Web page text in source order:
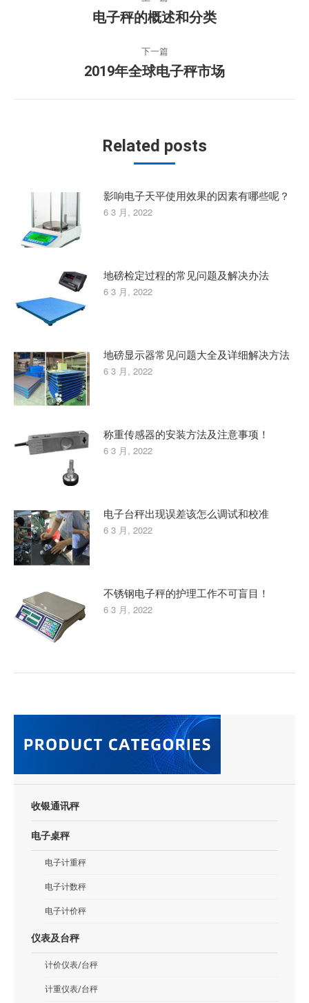
上
文
章：
电子秤的概述和分类
下一篇
下
篇
2019年全球电子秤市场
Related posts
影响电子天平使用效果的因素有哪些呢？
6 3 月, 2022
地磅检定过程的常见问题及解决办法
6 3 月, 2022
地磅显示器常见问题大全及详细解决方法
6 3 月, 2022
称重传感器的安装方法及注意事项！
6 3 月, 2022
电子台秤出现误差该怎么调试和校准
6 3 月, 2022
不锈钢电子秤的护理工作不可盲目！
6 3 月, 2022
收银通讯秤
电子桌秤
电子计重秤
电子计数秤
电子计价秤
仪表及台秤
计价仪表/台秤
计重仪表/台秤